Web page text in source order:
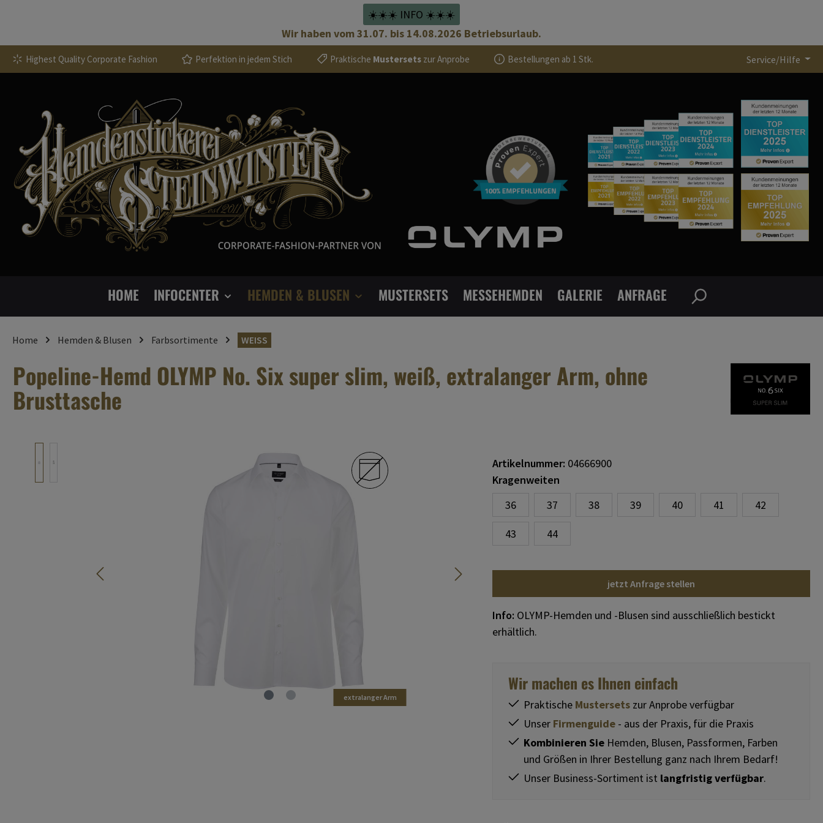
☀️☀️☀️ INFO ☀️☀️☀️
Wir haben vom 31.07. bis 14.08.2026 Betriebsurlaub.
Highest Quality Corporate Fashion Perfektion in jedem Stich Praktische Mustersets zur Anprobe Bestellungen ab 1 Stk. Service/Hilfe
HOME INFOCENTER HEMDEN & BLUSEN MUSTERSETS MESSEHEMDEN GALERIE ANFRAGE
Home Hemden & Blusen Farbsortimente WEISS
Popeline-Hemd OLYMP No. Six super slim, weiß, extralanger Arm, ohne
Brusttasche
extralanger Arm
Artikelnummer: 04666900
Kragenweiten
36
37 38 39 40 41 42
43 44
jetzt Anfrage stellen
Info: OLYMP-Hemden und -Blusen sind ausschließlich bestickt
erhältlich.
Wir machen es Ihnen einfach
Praktische Mustersetszur Anprobe verfügbar
Unser Firmenguide- aus der Praxis, für die Praxis
Kombinieren SieHemden, Blusen, Passformen, Farben
und Größen in Ihrer Bestellung ganz nach Ihrem Bedarf!
Unser Business-Sortiment ist langfristig verfügbar.